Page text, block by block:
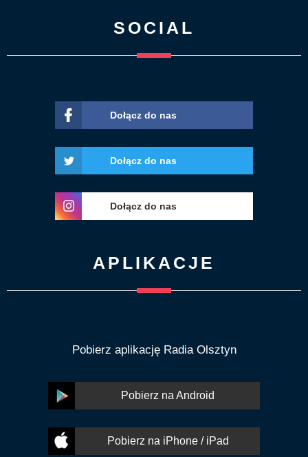
SOCIAL
Dołącz do nas
Dołącz do nas
Dołącz do nas
APLIKACJE
Pobierz aplikację Radia Olsztyn
Pobierz na Android
Pobierz na iPhone / iPad